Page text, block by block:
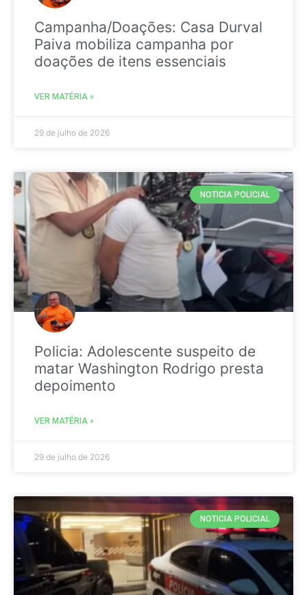
Campanha/Doações: Casa Durval
Paiva mobiliza campanha por
doações de itens essenciais
VER MATÉRIA »
29 de julho de 2026
NOTICIA POLICIAL
Policia: Adolescente suspeito de
matar Washington Rodrigo presta
depoimento
VER MATÉRIA »
29 de julho de 2026
NOTICIA POLICIAL